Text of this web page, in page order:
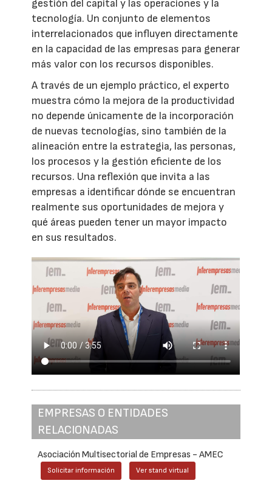
gestión del capital y las operaciones y la
tecnología. Un conjunto de elementos
interrelacionados que influyen directamente
en la capacidad de las empresas para generar
más valor con los recursos disponibles.
A través de un ejemplo práctico, el experto
muestra cómo la mejora de la productividad
no depende únicamente de la incorporación
de nuevas tecnologías, sino también de la
alineación entre la estrategia, las personas,
los procesos y la gestión eficiente de los
recursos. Una reflexión que invita a las
empresas a identificar dónde se encuentran
realmente sus oportunidades de mejora y
qué áreas pueden tener un mayor impacto
en sus resultados.
EMPRESAS O ENTIDADES
RELACIONADAS
Asociación Multisectorial de Empresas - AMEC
Solicitar información Ver stand virtual